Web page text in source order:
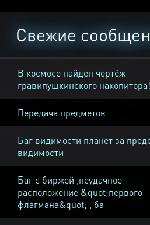
Свежие
В космосе найден чертёж
гравипушкинского накопитора!
Передача предметов
Баг видимости планет за
видимости
Баг с биржей ,неудачное
расположение &quot;первого
флагмана&quot; , ба